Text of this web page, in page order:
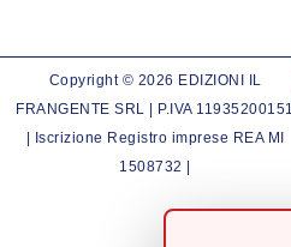
Copyright © 2026 EDIZIONI IL
FRANGENTE SRL | P.IVA 11935200151
| Iscrizione Registro imprese REA MI
1508732 |